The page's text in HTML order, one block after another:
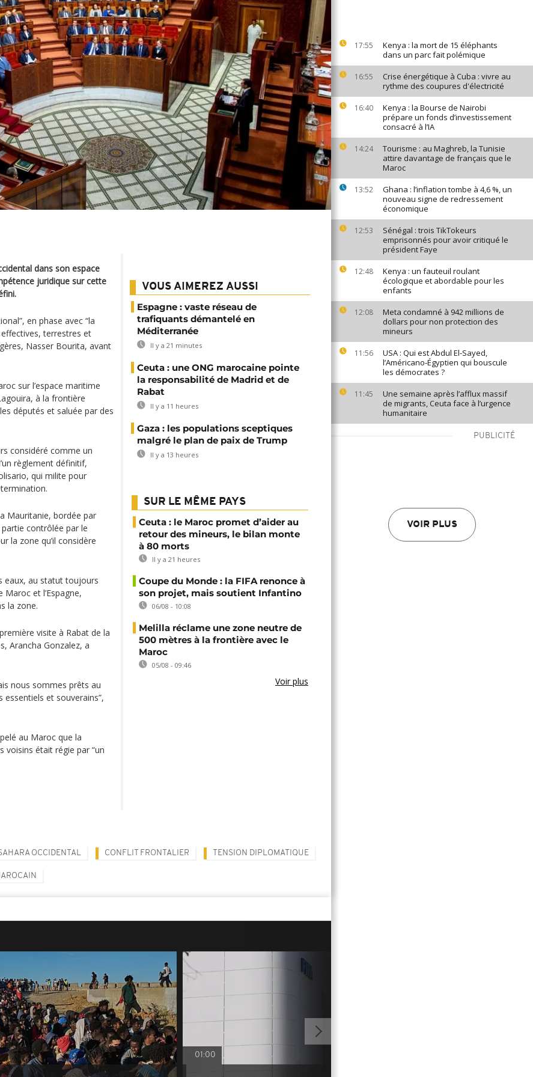
17:55
Kenya : la mort de 15 éléphants
dans un parc fait polémique
16:55
Crise énergétique à Cuba : vivre au
rythme des coupures d'électricité
16:40
Kenya : la Bourse de Nairobi
prépare un fonds d’investissement
consacré à l’IA
14:24
Tourisme : au Maghreb, la Tunisie
attire davantage de français que le
Maroc
13:52
Ghana : l’inflation tombe à 4,6 %, un
nouveau signe de redressement
économique
12:53
Sénégal : trois TikTokeurs
emprisonnés pour avoir critiqué le
président Faye
12:48
Kenya : un fauteuil roulant
écologique et abordable pour les
enfants
12:08
Meta condamné à 942 millions de
dollars pour non protection des
mineurs
11:56
USA : Qui est Abdul El-Sayed,
l’Américano-Égyptien qui bouscule
les démocrates ?
11:45
Une semaine après l’afflux massif
de migrants, Ceuta face à l’urgence
humanitaire
PUBLICITÉ
VOIR PLUS
dans son espace
juridique sur cette
en phase avec “la
terrestres et
Nasser Bourita, avant
sur l’espace maritime
à la frontière
députés et saluée par des
considéré comme un
règlement définitif,
qui milite pour
Mauritanie, bordée par
contrôlée par le
la zone qu’il considère
eaux, au statut toujours
et l’Espagne,
la zone.
visite à Rabat de la
Arancha Gonzalez, a
nous sommes prêts au
essentiels et souverains”,
au Maroc que la
voisins était régie par “un
VOUS AIMEREZ AUSSI
Espagne : vaste réseau de
trafiquants démantelé en
Méditerranée
Il y a 21 minutes
Ceuta : une ONG marocaine pointe
la responsabilité de Madrid et de
Rabat
Il y a 11 heures
Gaza : les populations sceptiques
malgré le plan de paix de Trump
Il y a 13 heures
SUR LE MÊME PAYS
Ceuta : le Maroc promet d’aider au
retour des mineurs, le bilan monte
à 80 morts
Il y a 21 heures
Coupe du Monde : la FIFA renonce à
son projet, mais soutient Infantino
06/08 - 10:08
Melilla réclame une zone neutre de
500 mètres à la frontière avec le
Maroc
05/08 - 09:46
Voir plus
OCCIDENTAL CONFLIT FRONTALIER TENSION DIPLOMATIQUE
01:00